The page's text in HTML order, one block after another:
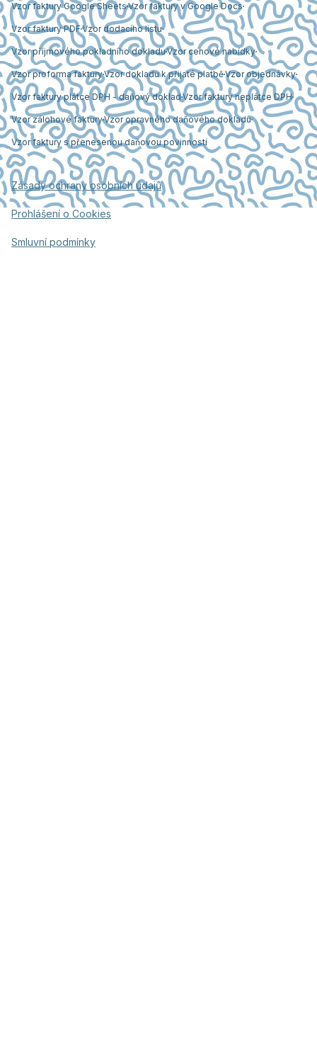
Vzor faktury Google SheetsVzor faktury v Google Docs
Vzor faktury PDF Vzor dodacího listu
Vzor příjmového pokladního dokladuVzor cenové nabídky
Vzor proforma fakturyVzor dokladu k přijaté platběVzor objednávky
Vzor faktury plátce DPH - daňový dokladVzor faktury neplátce DPH
Vzor zálohové fakturyVzor opravného daňového dokladu
Vzor faktury s přenesenou daňovou povinností
Zásady ochrany osobních údajů
Prohlášení o Cookies
Smluvní podmínky